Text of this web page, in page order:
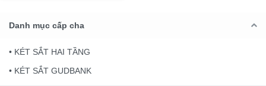
Danh mục cấp cha
• KÉT SẮT HAI TẦNG
• KÉT SẮT GUDBANK